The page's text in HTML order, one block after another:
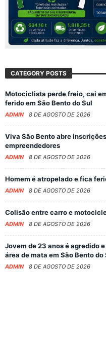
CATEGORY POSTS
Motociclista perde freio, cai
ferido em São Bento do Sul
ADMIN 8 DE AGOSTO DE 2026
Viva São Bento abre
empreendedores
ADMIN 8 DE AGOSTO DE 2026
Homem é atropelado e fica
ADMIN 8 DE AGOSTO DE 2026
Colisão entre carro e
ADMIN 8 DE AGOSTO DE 2026
Jovem de 23 anos é agredido
área de mata em São Bento do
ADMIN 8 DE AGOSTO DE 2026